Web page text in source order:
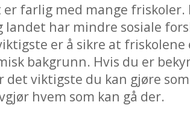
farlig med mange friskoler.
landet har mindre sosiale
er å sikre at
bakgrunn. Hvis du er
det viktigste du kan gjøre
hvem som kan gå der.